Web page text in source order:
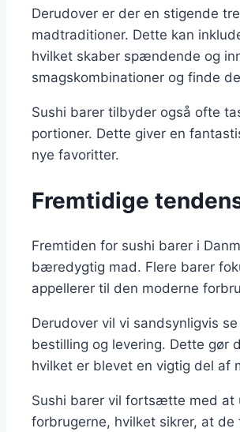
Derudover er der en stigende
madtraditioner. Dette kan
hvilket skaber spændende og
smagskombinationer og finde
Sushi barer tilbyder også ofte
portioner. Dette giver en
nye favoritter.
Fremtidige
Fremtiden for sushi barer i
bæredygtig mad. Flere barer
appellerer til den moderne
Derudover vil vi sandsynligvis
bestilling og levering. Dette gør
hvilket er blevet en vigtig del af
Sushi barer vil fortsætte med at
forbrugerne, hvilket sikrer, at